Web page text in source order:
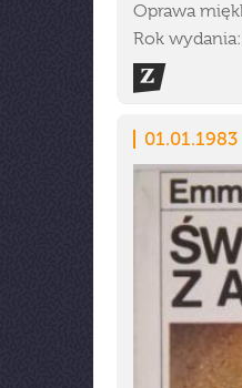
Oprawa
Rok
01.01.1983